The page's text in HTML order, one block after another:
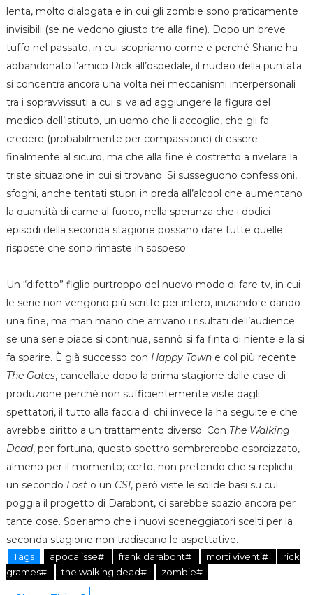
lenta, molto dialogata e in cui gli zombie sono praticamente
invisibili (se ne vedono giusto tre alla fine). Dopo un breve
tuffo nel passato, in cui scopriamo come e perché Shane ha
abbandonato l’amico Rick all’ospedale, il nucleo della puntata
si concentra ancora una volta nei meccanismi interpersonali
tra i sopravvissuti a cui si va ad aggiungere la figura del
medico dell’istituto, un uomo che li accoglie, che gli fa
credere (probabilmente per compassione) di essere
finalmente al sicuro, ma che alla fine è costretto a rivelare la
triste situazione in cui si trovano. Si susseguono confessioni,
sfoghi, anche tentati stupri in preda all’alcool che aumentano
la quantità di carne al fuoco, nella speranza che i dodici
episodi della seconda stagione possano dare tutte quelle
risposte che sono rimaste in sospeso.
Un “difetto” figlio purtroppo del nuovo modo di fare tv, in cui
le serie non vengono più scritte per intero, iniziando e dando
una fine, ma man mano che arrivano i risultati dell’audience:
se una serie piace si continua, sennò si fa finta di niente e la si
fa sparire. È già successo con Happy Towne col più recente
The Gates, cancellate dopo la prima stagione dalle case di
produzione perché non sufficientemente viste dagli
spettatori, il tutto alla faccia di chi invece la ha seguite e che
avrebbe diritto a un trattamento diverso. Con The Walking
Dead, per fortuna, questo spettro sembrerebbe esorcizzato,
almeno per il momento; certo, non pretendo che si replichi
un secondo Lost o un CSI, però viste le solide basi su cui
poggia il progetto di Darabont, ci sarebbe spazio ancora per
tante cose. Speriamo che i nuovi sceneggiatori scelti per la
seconda stagione non tradiscano le aspettative.
Tags apocalisse# frank darabont# morti viventi#
rick
grames#
the walking dead# zombie#